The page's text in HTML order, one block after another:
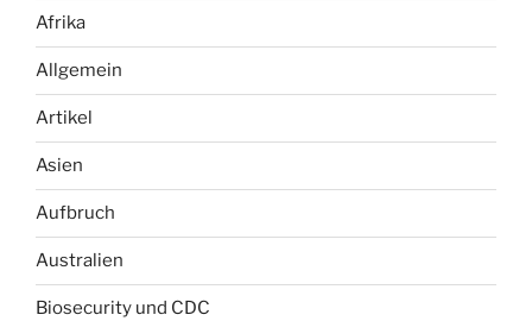
Afrika
Allgemein
Artikel
Asien
Aufbruch
Australien
Biosecurity und CDC